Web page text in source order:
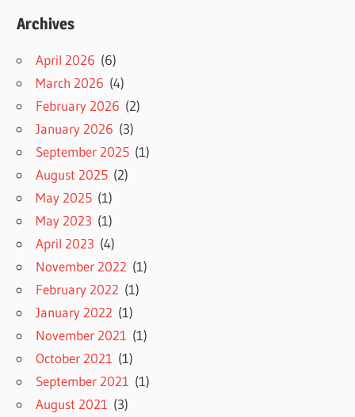
Archives
April 2026 (6)
March 2026 (4)
February 2026 (2)
January 2026 (3)
September 2025 (1)
August 2025 (2)
May 2025 (1)
May 2023 (1)
April 2023 (4)
November 2022 (1)
February 2022 (1)
January 2022 (1)
November 2021 (1)
October 2021 (1)
September 2021 (1)
August 2021 (3)